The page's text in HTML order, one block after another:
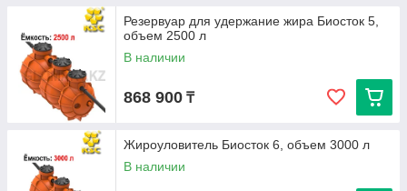
Резервуар для удержание жира Биосток 5,
объем 2500 л
В наличии
868 900 ₸
Жироуловитель Биосток 6, объем 3000 л
В наличии